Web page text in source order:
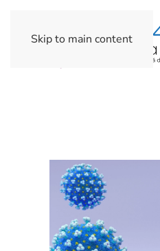
Skip to main content